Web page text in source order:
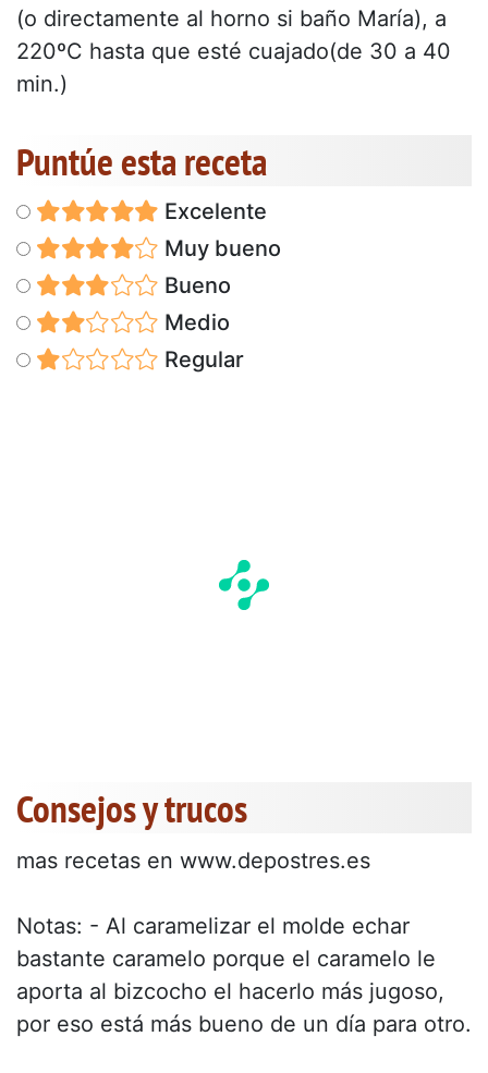
(o directamente al horno si baño María), a
220ºC hasta que esté cuajado(de 30 a 40
min.)
Puntúe esta receta
Excelente
Muy bueno
Bueno
Medio
Regular
Consejos y trucos
mas recetas en www.depostres.es
Notas: - Al caramelizar el molde echar
bastante caramelo porque el caramelo le
aporta al bizcocho el hacerlo más jugoso,
por eso está más bueno de un día para otro.